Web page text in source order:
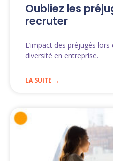
Oubliez les
recruter
L’impact des préjugés
diversité en entreprise.
LA SUITE →